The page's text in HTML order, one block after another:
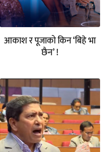
आकाश र पूजाको किन ‘बिहे भा
छैन’ !